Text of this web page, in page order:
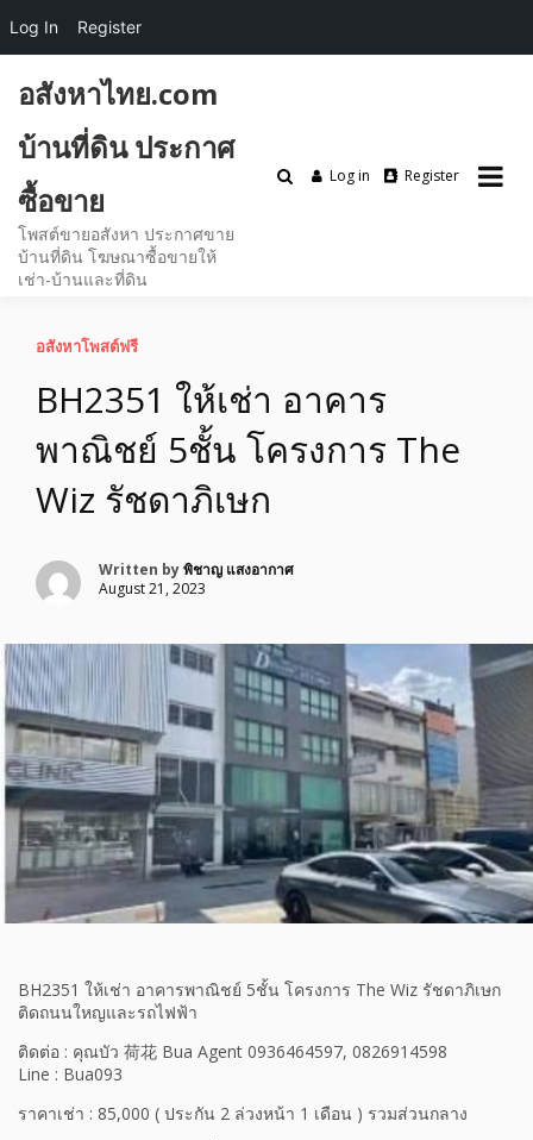
content
อสังหาไทย.com
บ้านที่ดิน ประกาศ
ซื้อขาย
โพสต์ขายอสังหา ประกาศขาย
บ้านที่ดิน โฆษณาซื้อขายให้
เช่า-บ้านและที่ดิน
Log in Register
อสังหาโพสต์ฟรี
BH2351 ให้เช่า อาคาร
พาณิชย์ 5ชั้น โครงการ The
Wiz รัชดาภิเษก
Written byพิชาญ แสงอากาศ
August 21, 2023
BH2351 ให้เช่า อาคารพาณิชย์ 5ชั้น โครงการ The Wiz รัชดาภิเษก
ติดถนนใหญและรถไฟฟ้า
ติดต่อ : คุณบัว 荷花 Bua Agent 0936464597, 0826914598
Line : Bua093
ราคาเช่า : 85,000 ( ประกัน 2 ล่วงหน้า 1 เดือน ) รวมส่วนกลาง
Log In Register